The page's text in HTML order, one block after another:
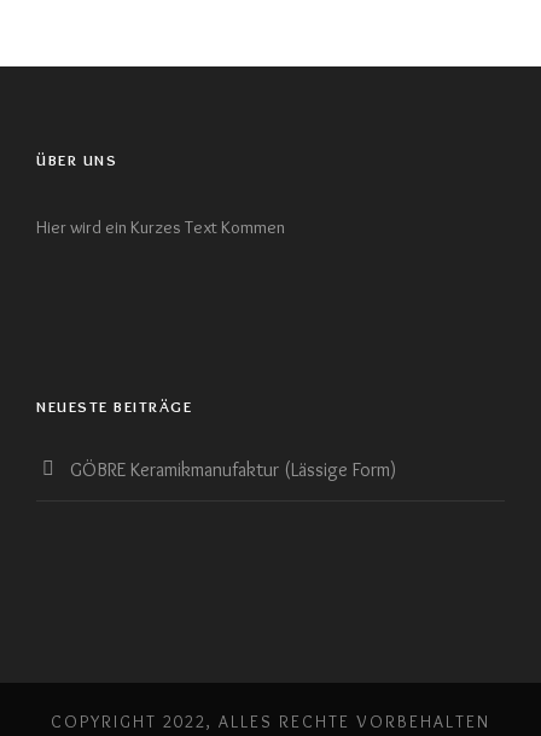
ÜBER UNS
Hier wird ein Kurzes Text Kommen
NEUESTE BEITRÄGE
GÖBRE Keramikmanufaktur (Lässige Form)
COPYRIGHT 2022, ALLES RECHTE VORBEHALTEN